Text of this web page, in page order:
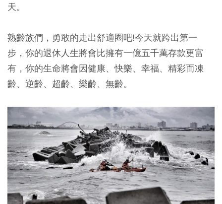
天。
熟齡族們，勇敢的走出舒適圈吧!今天就跨出第一
步，你的退休人生將會比擁有一億五千萬存款更富
有，你的生命將會因健康、快樂、幸福、精彩而凍
齡、逆齡、超齡、樂齡、無齡。